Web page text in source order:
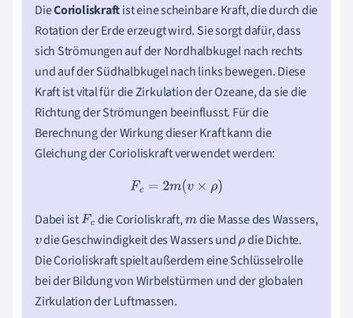
DieCorioliskraftist eine scheinbare Kraft, die durch die
Rotation der Erde erzeugt wird. Sie sorgt dafür, dass
sich Strömungen auf der Nordhalbkugel nach rechts
und auf der Südhalbkugel nach links bewegen. Diese
Kraft ist vital für die Zirkulation der Ozeane, da sie die
Richtung der Strömungen beeinflusst. Für die
Berechnung der Wirkung dieser Kraft kann die
Gleichung der Corioliskraft verwendet werden:
Fc=2m(v× ρ)
Dabei istFc die Corioliskraft,m die Masse des Wassers,
vdie Geschwindigkeit des Wassers undρdie Dichte.
Die Corioliskraft spielt außerdem eine Schlüsselrolle
bei der Bildung von Wirbelstürmen und der globalen
Zirkulation der Luftmassen.